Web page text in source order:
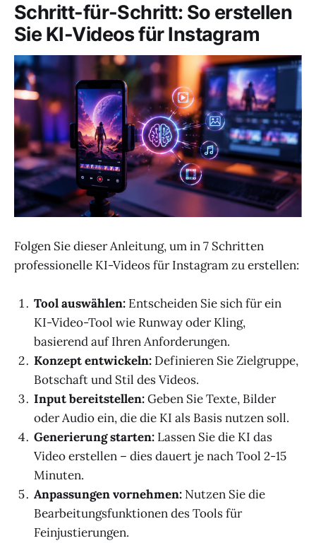
Schritt-für-Schritt: So erstellen
Sie KI-Videos für Instagram
Folgen Sie dieser Anleitung, um in 7 Schritten
professionelle KI-Videos für Instagram zu erstellen:
Tool auswählen: Entscheiden Sie sich für ein
KI-Video-Tool wie Runway oder Kling,
basierend auf Ihren Anforderungen.
Konzept entwickeln: Definieren Sie Zielgruppe,
Botschaft und Stil des Videos.
Input bereitstellen:Geben Sie Texte, Bilder
oder Audio ein, die die KI als Basis nutzen soll.
Generierung starten: Lassen Sie die KI das
Video erstellen – dies dauert je nach Tool 2-15
Minuten.
Anpassungen vornehmen: Nutzen Sie die
Bearbeitungsfunktionen des Tools für
Feinjustierungen.